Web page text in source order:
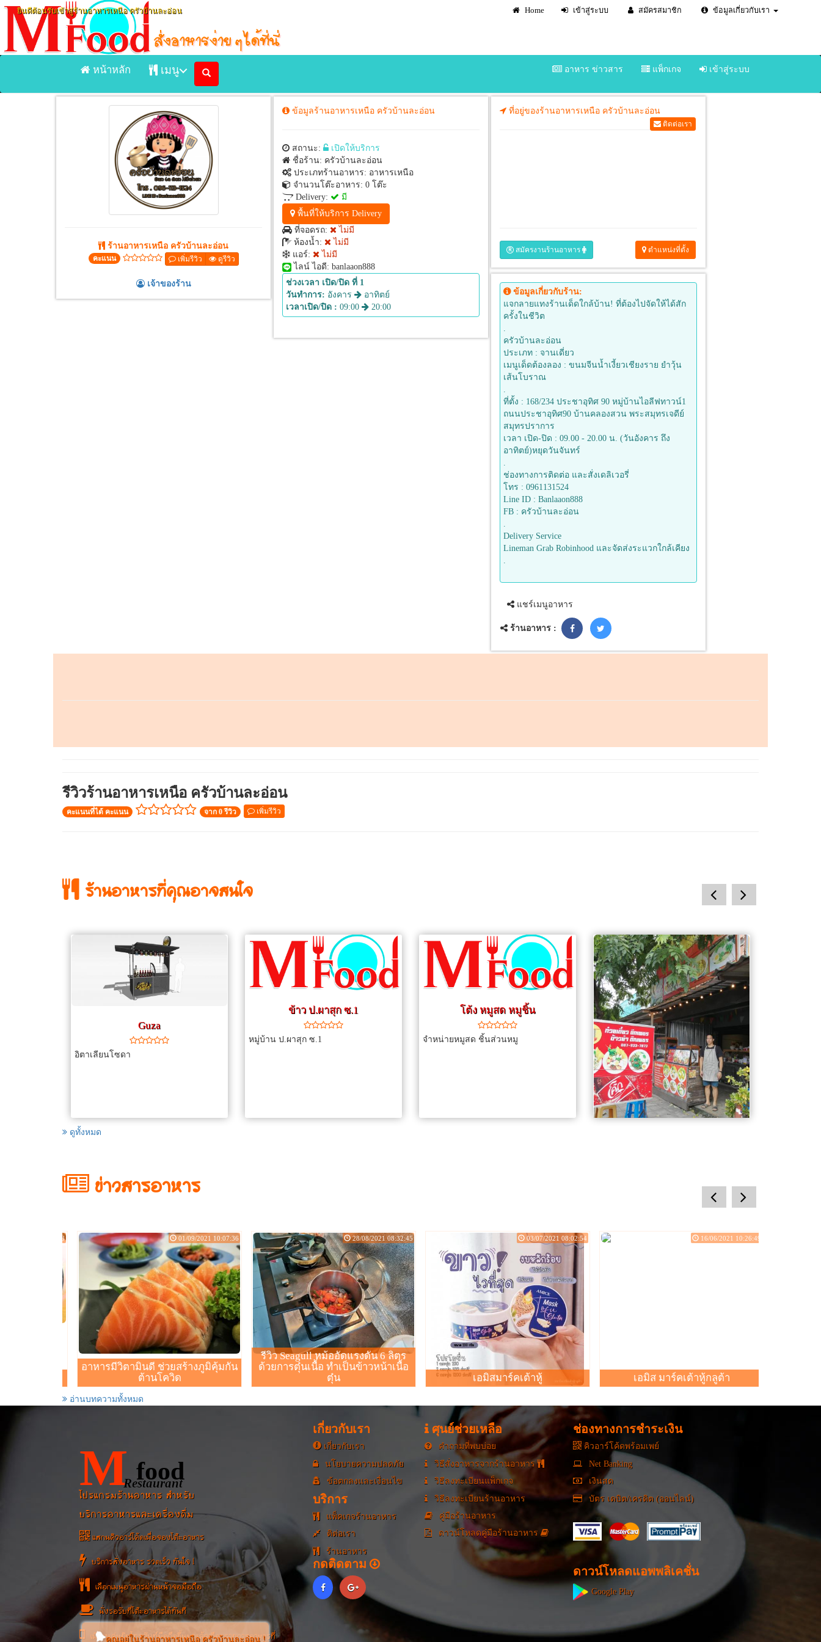
ยินดีต้อนรับเข้าสู่ร้านอาหารเหนือ ครัวบ้านละอ่อน Home เข้าสู่ระบบ สมัครสมาชิก ข้อมูลเกี่ยวกับเรา
หน้าหลัก เมนู
หน้าแรก
ร้านอาหารเหนือ ครัวบ้านละอ่อน
เมนูอาหารจัดส่ง Delivery
เมนูอาหารในร้าน
ร้านอาหาร
อาหาร ข่าวสาร แพ็กเกจ เข้าสู่ระบบ
คุณอยู่ในร้านอาหารเหนือ ครัวบ้านละอ่อน !
ร้านอาหารเหนือ ครัวบ้านละอ่อน
คะแนน เพิ่มรีวิว ดูรีวิว
เจ้าของร้าน
ข้อมูลร้านอาหารเหนือ ครัวบ้านละอ่อน
สถานะ:
เปิดให้บริการ
ชื่อร้าน: ครัวบ้านละอ่อน
ประเภทร้านอาหาร: อาหารเหนือ
จำนวนโต๊ะอาหาร: 0 โต๊ะ
Delivery: มี
พื้นที่ให้บริการ Delivery
ที่จอดรถ:
ไม่มี
ห้องน้ำ: ไม่มี
แอร์: ไม่มี
ไลน์ ไอดี: banlaaon888
ช่วงเวลา เปิด/ปิด ที่ 1
วันทำการ: อังคาร
อาทิตย์
เวลาเปิด/ปิด : 09:00 20:00
ที่อยู่ของร้านอาหารเหนือ ครัวบ้านละอ่อน
ติดต่อเรา
สมัครงานร้านอาหาร ตำแหน่งที่ตั้ง
ข้อมูลเกี่ยวกับร้าน:
แจกลายแทงร้านเด็ดใกล้บ้าน! ที่ต้องไปจัดให้ได้สัก
ครั้งในชีวิต
.
ครัวบ้านละอ่อน
ประเภท : จานเดี่ยว
เมนูเด็ดต้องลอง : ขนมจีนน้ำเงี้ยวเชียงราย ยำวุ้น
เส้นโบราณ
.
ที่ตั้ง : 168/234 ประชาอุทิศ 90 หมู่บ้านไอลีฟทาวน์1
ถนนประชาอุทิศ90 บ้านคลองสวน พระสมุทรเจดีย์
สมุทรปราการ
เวลา เปิด-ปิด : 09.00 - 20.00 น. (วันอังคาร ถึง
อาทิตย์)หยุดวันจันทร์
.
ช่องทางการติดต่อ และสั่งเดลิเวอรี่
โทร : 0961131524
Line ID : Banlaaon888
FB : ครัวบ้านละอ่อน
.
Delivery Service
Lineman Grab Robinhood และจัดส่งระแวกใกล้เคียง
.
แชร์เมนูอาหาร
ร้านอาหาร :
รีวิวร้านอาหารเหนือ ครัวบ้านละอ่อน
คะแนนที่ได้ คะแนน จาก 0 รีวิว เพิ่มรีวิว
ร้านอาหารที่คุณอาจสนใจ
Guza
อิตาเลียนโซดา
ข้าว ป.ผาสุก ซ.1
หมู่บ้าน ป.ผาสุก ซ.1
โต้ง หมูสด หมูชิ้น
จำหน่ายหมูสด ชิ้นส่วนหมู
3 ชั้นทอด
prev next
ดูทั้งหมด
ข่าวสารอาหาร
04/01/2022 13:32:08
อาหารมีวิตามินดี ช่วยสร้างภูมิคุ้มกัน
ต้านโควิด
01/09/2021 10:07:36
รีวิว Seagull หม้ออัดแรงดัน 6 ลิตร
ด้วยการตุ๋นเนื้อ ทำเป็นข้าวหน้าเนื้อ
ตุ๋น
28/08/2021 08:32:45
เอมิสมาร์คเต้าหู้
03/07/2021 08:02:54
เอมิส มาร์คเต้าหู้กลูต้า
16/06/2021 10:26:49
prev next
อ่านบทความทั้งหมด
M food
Restaurant
โปรแกรมร้านอาหาร สำหรับ
บริการอาหารและเครื่องดื่ม
แสกนคิวอาร์โค้ดเพื่อจองโต๊ะอาหาร
บริการสั่งอาหาร รวดเร็ว ทันใจ !
เลือกเมนูอาหารผ่านหน้าจอมือถือ
นั่งรอรับที่โต๊ะอาหารได้ทันที
เพียงแค่หยิบโทรศัพท์มือถือขึ้นมาแล้วเลือกรายการอาหารที่
เกี่ยวกับเรา
เกี่ยวกับเรา
นโยบายความปลดภัย
ข้อตกลงและเงื่อนไข
บริการ
แพ็คเกจร้านอาหาร
ติต่อเรา
ร้านอาหาร
กดติดตาม
ศุนย์ช่วยเหลือ
คำถามที่พบบ่อย
วิธีสั่งอาหารจากร้านอาหาร
วิธีลงทะเบียนแพ็กเกจ
วิธีลงทะเบียนร้านอาหาร
คู่มือร้านอาหาร
ดาวน์โหลดคู่มือร้านอาหาร
ช่องทางการชำระเงิน
คิวอาร์โค้ดพร้อมเพย์
Net Banking
เงินสด
บัตร เดบิต/เครดิต (ออนไลน์)
ดาวน์โหลดแอพพลิเคชั่น
Google Play